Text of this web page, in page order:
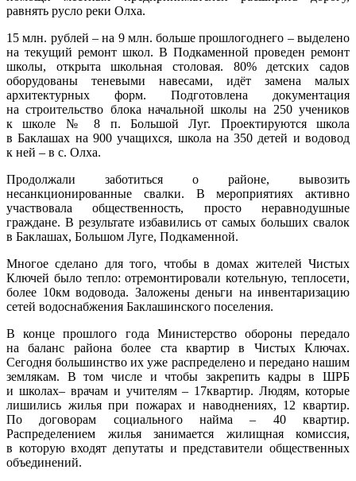
равнять русло реки Олха.
15 млн. рублей – на 9 млн. больше прошлогоднего – выделено
на текущий ремонт школ. В Подкаменной проведен ремонт
школы, открыта школьная столовая. 80% детских садов
оборудованы теневыми навесами, идёт замена малых
архитектурных форм. Подготовлена документация
на строительство блока начальной школы на 250 учеников
к школе № 8 п. Большой Луг. Проектируются школа
в Баклашах на 900 учащихся, школа на 350 детей и водовод
к ней – в с. Олха.
Продолжали заботиться о районе, вывозить
несанкционированные свалки. В мероприятиях активно
участвовала общественность, просто неравнодушные
граждане. В результате избавились от самых больших свалок
в Баклашах, Большом Луге, Подкаменной.
Многое сделано для того, чтобы в домах жителей Чистых
Ключей было тепло: отремонтировали котельную, теплосети,
более 10км водовода. Заложены деньги на инвентаризацию
сетей водоснабжения Баклашинского поселения.
В конце прошлого года Министерство обороны передало
на баланс района более ста квартир в Чистых Ключах.
Сегодня большинство их уже распределено и передано нашим
землякам. В том числе и чтобы закрепить кадры в ШРБ
и школах– врачам и учителям – 17квартир. Людям, которые
лишились жилья при пожарах и наводнениях, 12 квартир.
По договорам социального найма – 40 квартир.
Распределением жилья занимается жилищная комиссия,
в которую входят депутаты и представители общественных
объединений.